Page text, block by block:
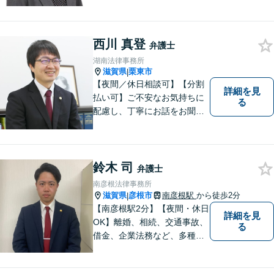
相談ください。
西川 真登 弁護士
湖南法律事務所
滋賀県|栗東市
【夜間／休日相談可】【分割
払い可】ご不安なお気持ちに
配慮し、丁寧にお話をお聞き
詳細を見
る
鈴木 司 弁護士
南彦根法律事務所
滋賀県|彦根市 南彦根駅 から徒歩2分
【南彦根駅2分】【夜間・休日
OK】離婚、相続、交通事故、
借金、企業法務など、多種多
詳細を見
る